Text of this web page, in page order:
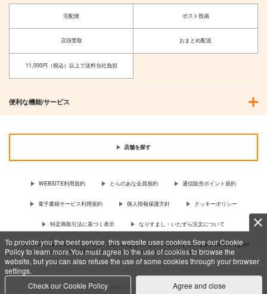
To provide you the best service, this website uses cookies.See our Cookie
Policy to learn more.You must agree to the use of cookies to browse the
website, but you can also refuse the use of some cookies through your browser
settings.
Check our Cookie Policy
Agree and close
宅配便 ポスト投函
店頭受取 おまとめ配送
11,000円（税込）以上で送料当社負担
便利な機能/サービス
店舗を探す
WEBSITE利用規約 とらのあな会員規約 通信販売ポイント規約
電子書籍サービス利用規約 個人情報保護方針 クッキーポリシー
特定商取引法に基づく表示 なりすまし・いたずら注文について
For Overseas customer, now you can ship your purchases by using purchases agent
services “AOCS”! Click {more…} for more information …more
c TORANOANA Inc, All Rights Reserved.